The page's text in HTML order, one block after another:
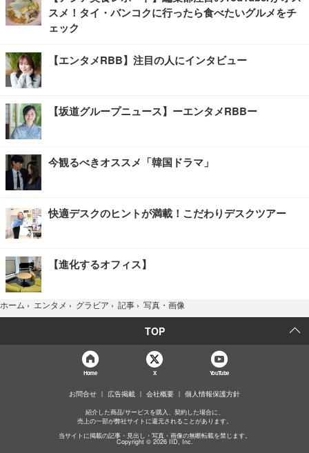
スメ！タイ・バンコクに行ったら食べたいグルメをチ
ェック
【エンタメRBB】注目の人にインタビュー
【坂道グループニュース】ーエンタメRBBー
今観るべきオススメ「韓国ドラマ」
快適デスクのヒントが満載！こだわりデスクツアー
【進化するオフィス】
ホーム › エンタメ › グラビア › 記事 › 写真・画像
TOP
Home X YouTube
お問合せ 広告掲載 会社概要 個人情報保護方針
紹介した商品/サービスを購入、契約した場合に、
売上の一部が弊社サイトに還元されることがあります。
当サイトに掲載の記事・見出し・写真・画像の無断転載を禁じます。
Copyright © 2026 IID, Inc.